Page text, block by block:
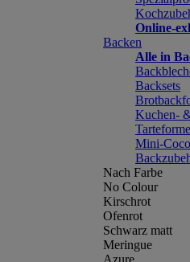
Online-
Backen
Alle in
Backsets
Kuchen-
Mini-
Nach Farbe
No Colour
Kirschrot
Ofenrot
Schwarz matt
Meringue
Azure